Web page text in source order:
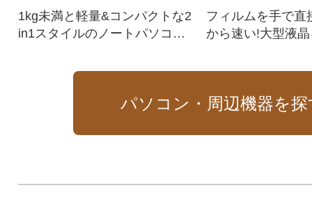
1kg未満と軽量&コンパクトな2
in1スタイルのノートパソコン
フィルムを手で直
から速い!大型液
ー。
パソコン・周辺機器を探